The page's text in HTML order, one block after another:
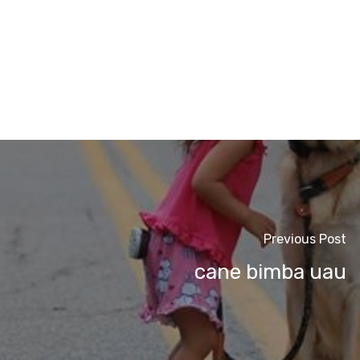
Previous Post
cane bimba uau